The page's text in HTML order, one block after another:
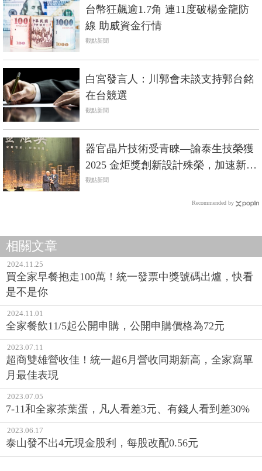
台幣狂飆逾1.7角 連11度破楊金龍防
線 助威資金行情
觀點新聞
白宮發言人：川郭會未談支持郭台銘
在台競選
觀點新聞
器官晶片技術受青睞—諭泰生技榮獲
2025 金炬獎創新設計殊榮，加速新藥
開發革新與精準醫療應用
觀點新聞
Recommended by
相關文章
2024.11.25
買全家早餐抱走100萬！統一發票中獎號碼出爐，快看
是不是你
2024.11.01
全家餐飲11/5起公開申購，公開申購價格為72元
2023.07.11
超商雙雄營收佳！統一超6月營收同期新高，全家寫單
月最佳表現
2023.07.05
7-11和全家茶葉蛋，凡人看差3元、有錢人看到差30%
2023.06.17
泰山發不出4元現金股利，每股改配0.56元